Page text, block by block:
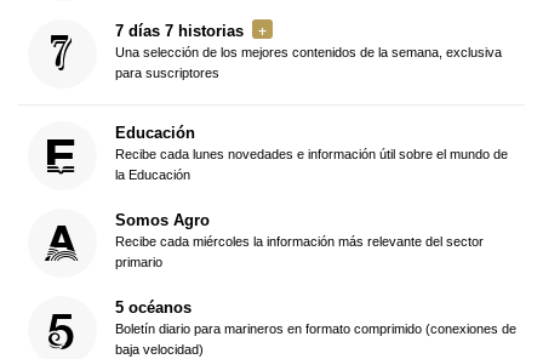
7 días 7 historias
Una selección de los mejores contenidos de la semana, exclusiva
para suscriptores
Educación
Recibe cada lunes novedades e información útil sobre el mundo de
la Educación
Somos Agro
Recibe cada miércoles la información más relevante del sector
primario
5 océanos
Boletín diario para marineros en formato comprimido (conexiones de
baja velocidad)